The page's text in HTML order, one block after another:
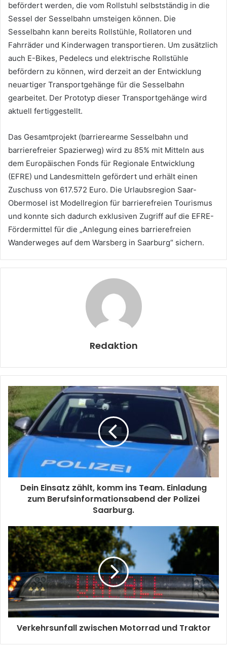
befördert werden, die vom Rollstuhl selbstständig in die
Sessel der Sesselbahn umsteigen können. Die
Sesselbahn kann bereits Rollstühle, Rollatoren und
Fahrräder und Kinderwagen transportieren. Um zusätzlich
auch E-Bikes, Pedelecs und elektrische Rollstühle
befördern zu können, wird derzeit an der Entwicklung
neuartiger Transportgehänge für die Sesselbahn
gearbeitet. Der Prototyp dieser Transportgehänge wird
aktuell fertiggestellt.
Das Gesamtprojekt (barrierearme Sesselbahn und
barrierefreier Spazierweg) wird zu 85% mit Mitteln aus
dem Europäischen Fonds für Regionale Entwicklung
(EFRE) und Landesmitteln gefördert und erhält einen
Zuschuss von 617.572 Euro. Die Urlaubsregion Saar-
Obermosel ist Modellregion für barrierefreien Tourismus
und konnte sich dadurch exklusiven Zugriff auf die EFRE-
Fördermittel für die „Anlegung eines barrierefreien
Wanderweges auf dem Warsberg in Saarburg“ sichern.
Redaktion
Dein Einsatz zählt, komm ins Team. Einladung
zum Berufsinformationsabend der Polizei
Saarburg.
Verkehrsunfall zwischen Motorrad und Traktor